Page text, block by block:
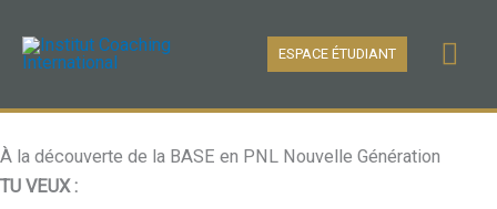
contenu
ESPACE ÉTUDIANT
À la découverte de la BASE en PNL Nouvelle Génération
TU VEUX :